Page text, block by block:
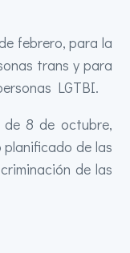
febrero, para la
trans y para
LGTBI.
8 de octubre,
de las
de las